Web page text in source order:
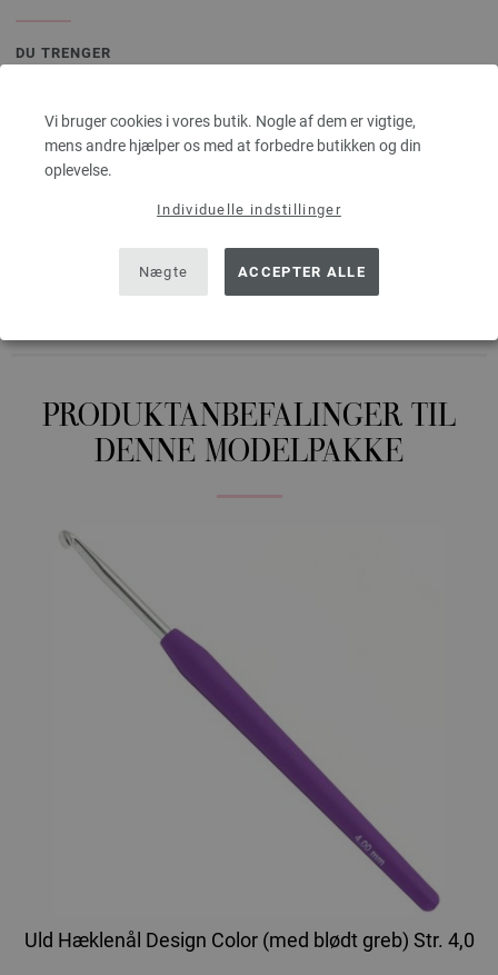
Vi bruger cookies i vores butik. Nogle af dem er vigtige,
mens andre hjælper os med at forbedre butikken og din
oplevelse.
Individuelle indstillinger
Nægte ACCEPTER ALLE
DU TRENGER
smørblomtgul (fv 129), lys petrol (fv 43), lysegrøn (fv 36), lilla (fv 124), brun
(fv 37), påskegul (fv 94), sort (fv 21), ildrød (fv 120) og Lana Grossa-
kvalitet ”Elastico” (96 % bomuld, 4 % polyester (elité), løbelængde = ca. 160
m / 50 gr): ca. 50 gr hummer (fv 186), orientrød (fv 168), ecru (fv 36) og
Nåle, pinde, knapper, accessories er ikke inkluderet i modelpakkerne,
strikkevejledninger følger gratis med pr. e-mail eller i papirform!
PRODUKTANBEFALINGER TIL
DENNE MODELPAKKE
Uld Hæklenål Design Color (med blødt greb) Str. 4,0